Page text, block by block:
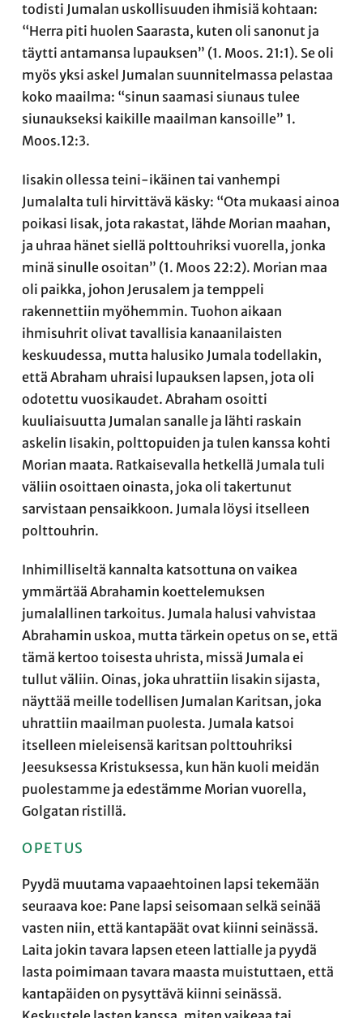
todisti Jumalan uskollisuuden ihmisiä kohtaan:
“Herra piti huolen Saarasta, kuten oli sanonut ja
täytti antamansa lupauksen” (1. Moos. 21:1). Se oli
myös yksi askel Jumalan suunnitelmassa pelastaa
koko maailma: “sinun saamasi siunaus tulee
siunaukseksi kaikille maailman kansoille” 1.
Moos.12:3.
Iisakin ollessa teini-ikäinen tai vanhempi
Jumalalta tuli hirvittävä käsky: “Ota mukaasi ainoa
poikasi Iisak, jota rakastat, lähde Morian maahan,
ja uhraa hänet siellä polttouhriksi vuorella, jonka
minä sinulle osoitan” (1. Moos 22:2). Morian maa
oli paikka, johon Jerusalem ja temppeli
rakennettiin myöhemmin. Tuohon aikaan
ihmisuhrit olivat tavallisia kanaanilaisten
keskuudessa, mutta halusiko Jumala todellakin,
että Abraham uhraisi lupauksen lapsen, jota oli
odotettu vuosikaudet. Abraham osoitti
kuuliaisuutta Jumalan sanalle ja lähti raskain
askelin Iisakin, polttopuiden ja tulen kanssa kohti
Morian maata. Ratkaisevalla hetkellä Jumala tuli
väliin osoittaen oinasta, joka oli takertunut
sarvistaan pensaikkoon. Jumala löysi itselleen
polttouhrin.
Inhimilliseltä kannalta katsottuna on vaikea
ymmärtää Abrahamin koettelemuksen
jumalallinen tarkoitus. Jumala halusi vahvistaa
Abrahamin uskoa, mutta tärkein opetus on se, että
tämä kertoo toisesta uhrista, missä Jumala ei
tullut väliin. Oinas, joka uhrattiin Iisakin sijasta,
näyttää meille todellisen Jumalan Karitsan, joka
uhrattiin maailman puolesta. Jumala katsoi
itselleen mieleisensä karitsan polttouhriksi
Jeesuksessa Kristuksessa, kun hän kuoli meidän
puolestamme ja edestämme Morian vuorella,
Golgatan ristillä.
OPETUS
Pyydä muutama vapaaehtoinen lapsi tekemään
seuraava koe: Pane lapsi seisomaan selkä seinää
vasten niin, että kantapäät ovat kiinni seinässä.
Laita jokin tavara lapsen eteen lattialle ja pyydä
lasta poimimaan tavara maasta muistuttaen, että
kantapäiden on pysyttävä kiinni seinässä.